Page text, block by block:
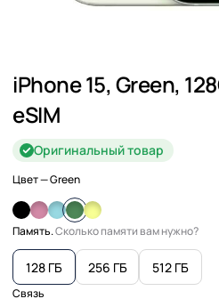
iPhone 15, Green,
eSIM
Оригинальный товар
Цвет— Green
Память.Сколько памяти вам нужно?
128 ГБ 256 ГБ 512 ГБ
Связь